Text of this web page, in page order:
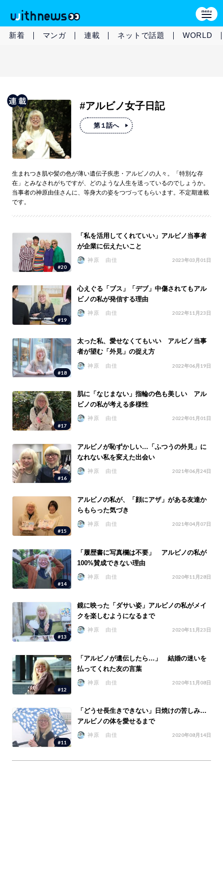
新着 マンガ 連載 ネットで話題 WORLD
#アルビノ女子日記
第１話へ
生まれつき肌や髪の色が薄い遺伝子疾患・アルビノの人々。「特別な存
在」とみなされがちですが、どのような人生を送っているのでしょうか。
当事者の神原由佳さんに、等身大の姿をつづってもらいます。不定期連載
です。
#20
「私を活用してくれていい」アルビノ当事者
が企業に伝えたいこと
神原 由佳 2023年03月01日
#19
心えぐる「ブス」「デブ」中傷されてもアル
ビノの私が発信する理由
神原 由佳 2022年11月23日
#18
太った私、愛せなくてもいい アルビノ当事
者が望む「外見」の捉え方
神原 由佳 2022年06月19日
#17
肌に「なじまない」指輪の色も美しい アル
ビノの私が考える多様性
神原 由佳 2022年01月01日
#16
アルビノが恥ずかしい…「ふつうの外見」に
なれない私を変えた出会い
神原 由佳 2021年06月24日
#15
アルビノの私が、「顔にアザ」がある友達か
らもらった気づき
神原 由佳 2021年04月07日
#14
「履歴書に写真欄は不要」 アルビノの私が
100%賛成できない理由
神原 由佳 2020年11月28日
#13
鏡に映った「ダサい姿」アルビノの私がメイ
クを楽しむようになるまで
神原 由佳 2020年11月23日
#12
「アルビノが遺伝したら…」 結婚の迷いを
払ってくれた友の言葉
神原 由佳 2020年11月08日
#11
「どうせ長生きできない」日焼けの苦しみ…
アルビノの体を愛せるまで
神原 由佳 2020年08月14日